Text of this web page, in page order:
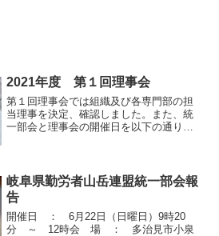
2021年度 第１回理事会
第１回理事会では組織及び各専門部の担
当理事を決定、確認しました。また、統
一部会と理事会の開催日を以下の通り決
岐阜県勤労者山岳連盟統一部会報
告
開催日 ： 6月22日（日曜日）9時20
分 ～ 12時会 場 ： 多治見市小泉